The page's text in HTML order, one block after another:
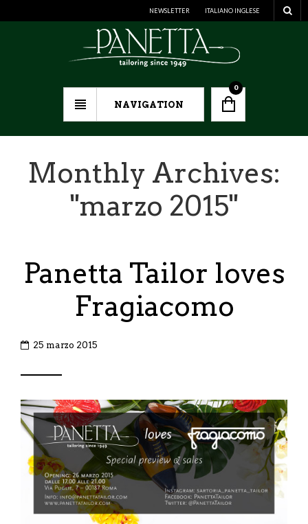
NEWSLETTER ITALIANO INGLESE
NAVIGATION
0
Monthly Archives:
"marzo 2015"
Panetta Tailor loves
Fragiacomo
25 marzo 2015